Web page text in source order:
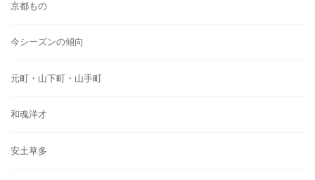
京都もの
今シーズンの傾向
元町・山下町・山手町
和魂洋才
安土草多